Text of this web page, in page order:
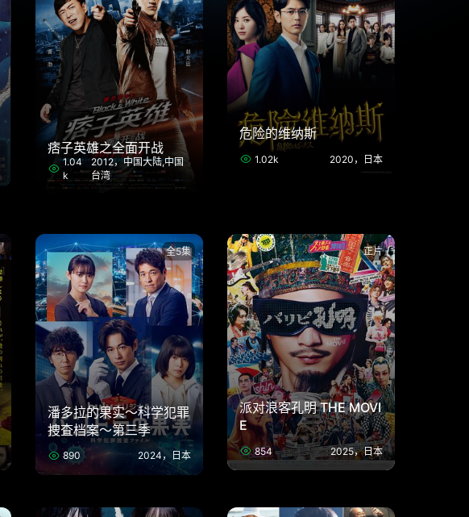
痞子英雄之全面开战
1.04
k
2012，中国大陆,中国
台湾
危险的维纳斯
1.02k 2020，日本
全5集
潘多拉的果实～科学犯罪
捜査档案～第三季
890 2024，日本
正片
派对浪客孔明 THE MOVI
E
854 2025，日本